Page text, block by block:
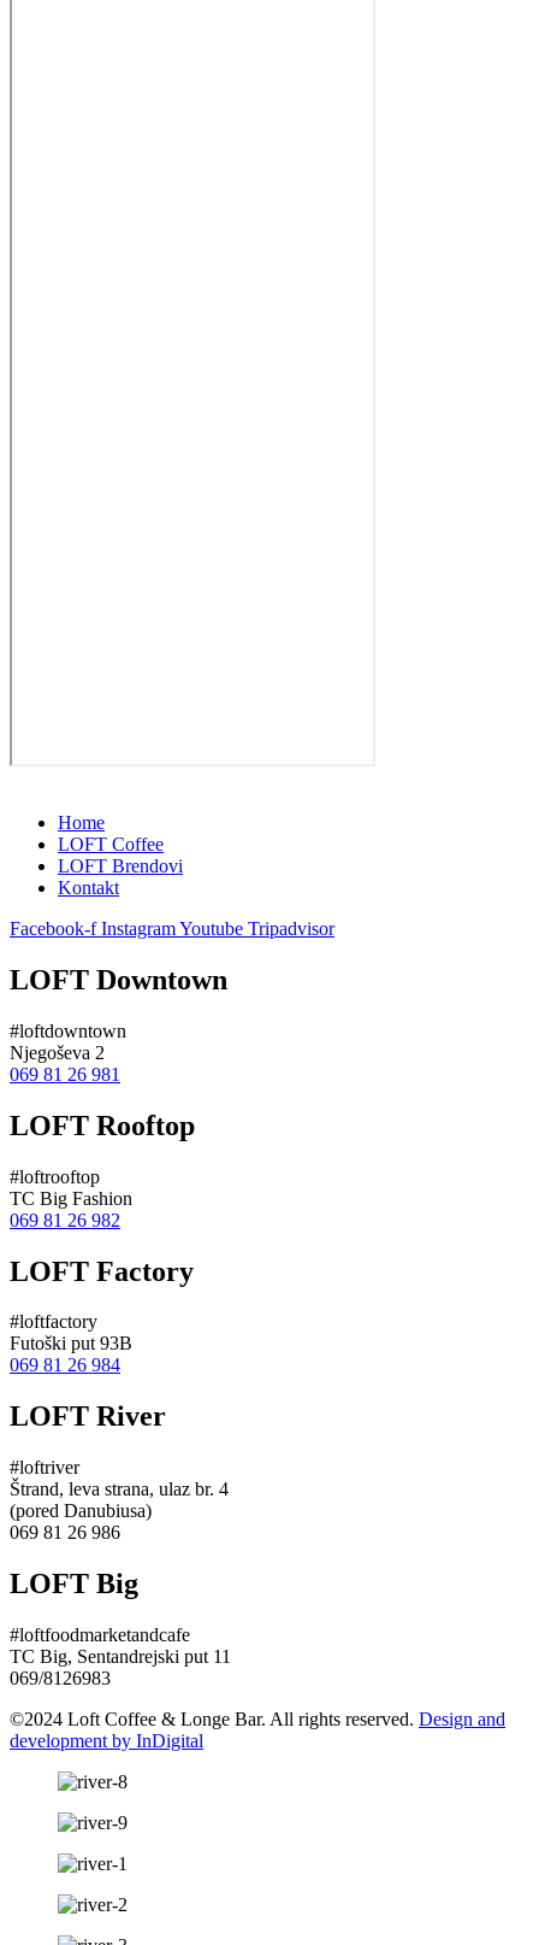
Home
LOFT Coffee
LOFT Brendovi
Kontakt
Facebook-f InstagramYoutube Tripadvisor
LOFT Downtown
#loftdowntown
Njegoševa 2
069 81 26 981
LOFT Rooftop
#loftrooftop
TC Big Fashion
069 81 26 982
LOFT Factory
#loftfactory
Futoški put 93B
069 81 26 984
LOFT River
#loftriver
Štrand, leva strana, ulaz br. 4
(pored Danubiusa)
069 81 26 986
LOFT Big
#loftfoodmarketandcafe
TC Big, Sentandrejski put 11
069/8126983
©2024 Loft Coffee & Longe Bar. All rights reserved. Design and
development by InDigital